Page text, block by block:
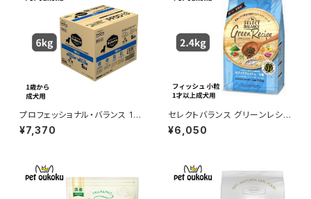
プロフェッショナル・バランス 1歳
から成犬用 6kg
¥7,370
セレクトバランス グリーンレシピ
ホワイトフィッシュ 小粒 アダルト
1才以上 成犬用 2.4kg 45418
¥6,050